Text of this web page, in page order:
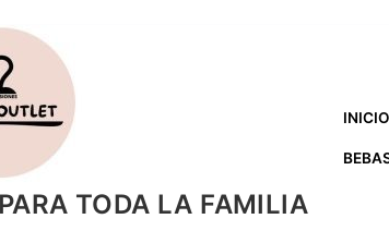
TODA LA FAMILIA
INICIO